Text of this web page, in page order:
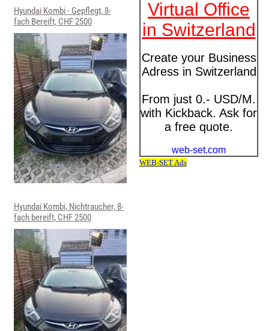
Hyundai Kombi - Gepflegt, 8-
fach Bereift, CHF 2500
Hyundai Kombi, Nichtraucher, 8-
fach bereift, CHF 2500